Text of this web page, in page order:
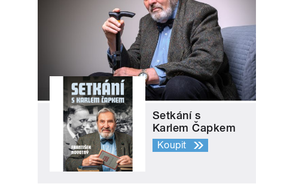
Setkání s
Karlem Čapkem
Koupit